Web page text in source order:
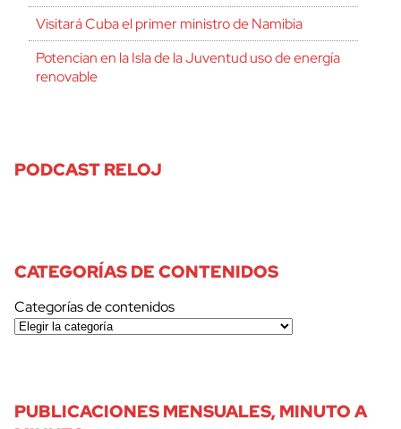
Visitará Cuba el primer ministro de Namibia
Potencian en la Isla de la Juventud uso de energía
renovable
PODCAST RELOJ
CATEGORÍAS DE CONTENIDOS
Categorías de contenidos
PUBLICACIONES MENSUALES, MINUTO A